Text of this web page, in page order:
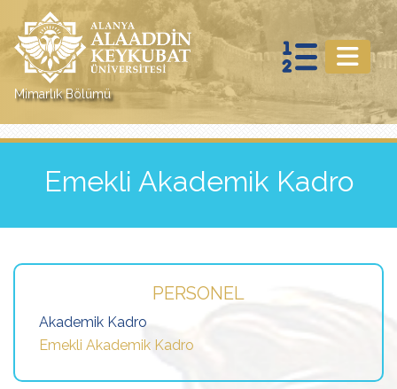
Mimarlık Bölümü
Emekli Akademik Kadro
PERSONEL
Akademik Kadro
Emekli Akademik Kadro